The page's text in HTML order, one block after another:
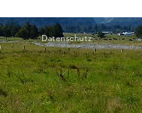
Datenschutz